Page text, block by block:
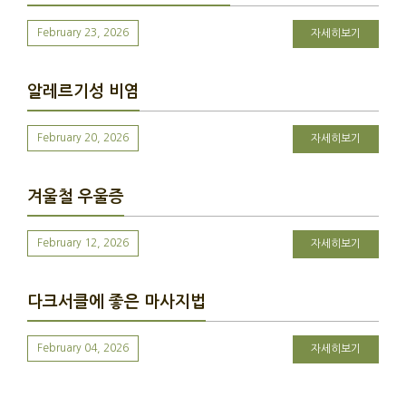
February 23, 2026 자세히보기
알레르기성 비염
February 20, 2026 자세히보기
겨울철 우울증
February 12, 2026 자세히보기
다크서클에 좋은 마사지법
February 04, 2026 자세히보기